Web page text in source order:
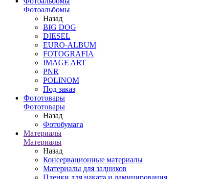
Фотоальбомы
Назад
BIG DOG
DIESEL
EURO-ALBUM
FOTOGRAFIA
IMAGE ART
PNR
POLINOM
Под заказ
Фототовары
Фототовары
Назад
Фотобумага
Материалы
Материалы
Назад
Консервационные материалы
Материалы для задников
Пленки для наката и ламинирования